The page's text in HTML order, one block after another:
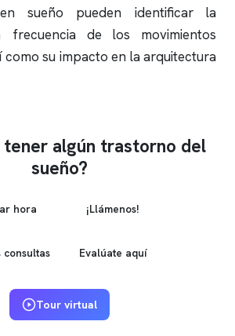
sueño pueden identificar la
de los movimientos
como su impacto en la arquitectura
tener algún trastorno del
sueño?
hora ¡Llámenos!
consultas Evalúate aquí
Tour virtual